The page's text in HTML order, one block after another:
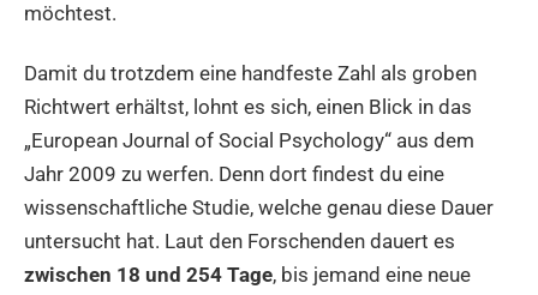
möchtest.
Damit du trotzdem eine handfeste Zahl als groben
Richtwert erhältst, lohnt es sich, einen Blick in das
„European Journal of Social Psychology“ aus dem
Jahr 2009 zu werfen. Denn dort findest du eine
wissenschaftliche Studie, welche genau diese Dauer
untersucht hat. Laut den Forschenden dauert es
zwischen 18 und 254 Tage, bis jemand eine neue